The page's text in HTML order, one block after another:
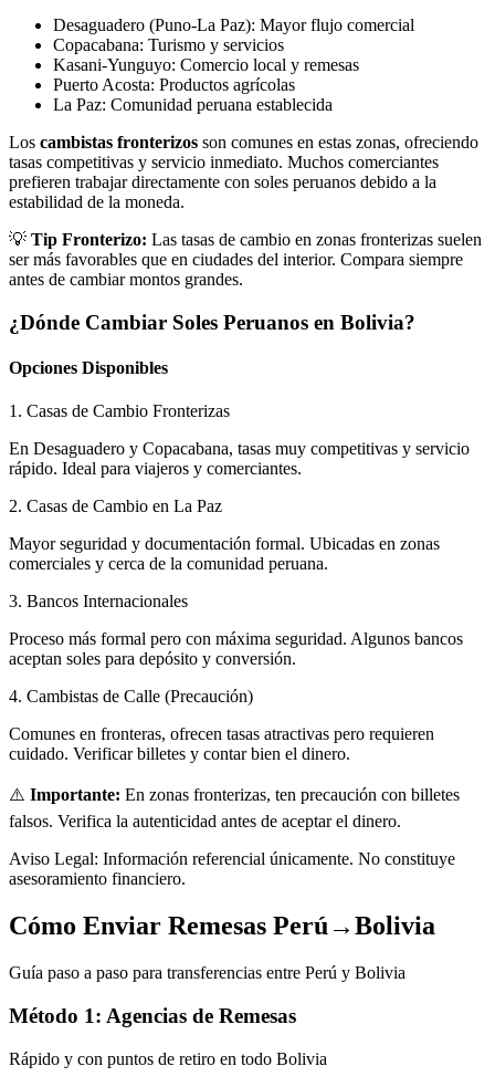
Desaguadero (Puno-La Paz): Mayor flujo comercial
Copacabana: Turismo y servicios
Kasani-Yunguyo: Comercio local y remesas
Puerto Acosta: Productos agrícolas
La Paz: Comunidad peruana establecida
Los cambistas fronterizos son comunes en estas zonas, ofreciendo
tasas competitivas y servicio inmediato. Muchos comerciantes
prefieren trabajar directamente con soles peruanos debido a la
estabilidad de la moneda.
💡 Tip Fronterizo: Las tasas de cambio en zonas fronterizas suelen
ser más favorables que en ciudades del interior. Compara siempre
antes de cambiar montos grandes.
¿Dónde Cambiar Soles Peruanos en Bolivia?
Opciones Disponibles
1. Casas de Cambio Fronterizas
En Desaguadero y Copacabana, tasas muy competitivas y servicio
rápido. Ideal para viajeros y comerciantes.
2. Casas de Cambio en La Paz
Mayor seguridad y documentación formal. Ubicadas en zonas
comerciales y cerca de la comunidad peruana.
3. Bancos Internacionales
Proceso más formal pero con máxima seguridad. Algunos bancos
aceptan soles para depósito y conversión.
4. Cambistas de Calle (Precaución)
Comunes en fronteras, ofrecen tasas atractivas pero requieren
cuidado. Verificar billetes y contar bien el dinero.
⚠️ Importante: En zonas fronterizas, ten precaución con billetes
falsos. Verifica la autenticidad antes de aceptar el dinero.
Aviso Legal: Información referencial únicamente. No constituye
asesoramiento financiero.
Cómo Enviar Remesas Perú→Bolivia
Guía paso a paso para transferencias entre Perú y Bolivia
Método 1: Agencias de Remesas
Rápido y con puntos de retiro en todo Bolivia